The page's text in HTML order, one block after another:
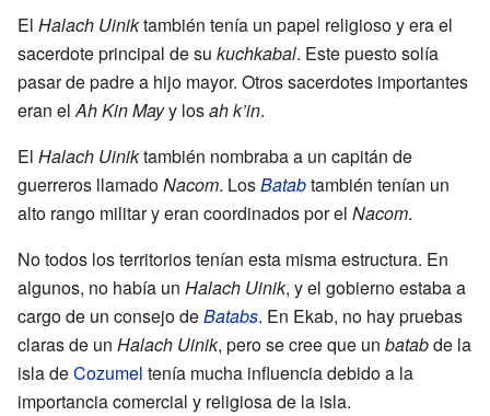
El Halach Uiniktambién tenía un papel religioso y era el
sacerdote principal de su kuchkabal. Este puesto solía
pasar de padre a hijo mayor. Otros sacerdotes importantes
eran el Ah Kin Mayy losah k’in.
El Halach Uiniktambién nombraba a un capitán de
guerreros llamadoNacom. LosBatabtambién tenían un
alto rango militar y eran coordinados por el Nacom.
No todos los territorios tenían esta misma estructura. En
algunos, no había un Halach Uinik, y el gobierno estaba a
cargo de un consejo deBatabs. En Ekab, no hay pruebas
claras de un Halach Uinik, pero se cree que un batabde la
isla deCozumel tenía mucha influencia debido a la
importancia comercial y religiosa de la isla.